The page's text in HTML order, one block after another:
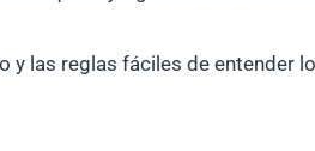
las reglas fáciles de entender